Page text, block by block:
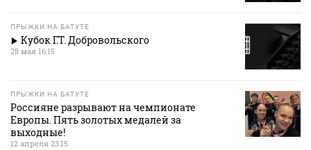
ПРЫЖКИ НА БАТУТЕ
Кубок Г.Т. Добровольского
28 мая 16:15
ПРЫЖКИ НА БАТУТЕ
Россияне разрывают на чемпионате
Европы. Пять золотых медалей за
выходные!
12 апреля 23:15